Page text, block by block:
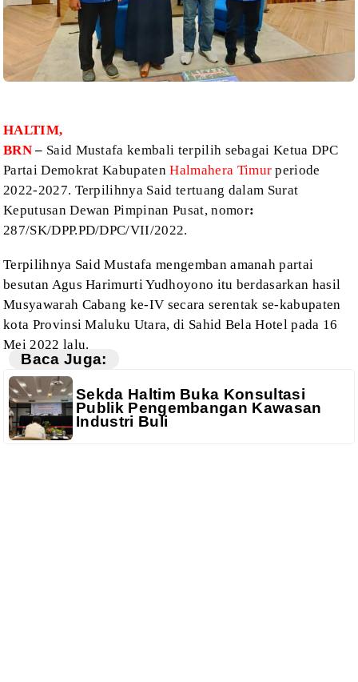
HALTIM,
BRN– Said Mustafa kembali terpilih sebagai Ketua DPC
Partai Demokrat Kabupaten Halmahera Timur periode
2022-2027. Terpilihnya Said tertuang dalam Surat
Keputusan Dewan Pimpinan Pusat, nomor:
287/SK/DPP.PD/DPC/VII/2022.
Terpilihnya Said Mustafa mengemban amanahpartai
besutan Agus Harimurti Yudhoyono itu berdasarkan hasil
Musyawarah Cabang ke-IV secara serentak se-kabupaten
kota Provinsi Maluku Utara, di Sahid Bela Hotel pada 16
Mei 2022 lalu.
Baca Juga:
Sekda Haltim Buka Konsultasi
Publik Pengembangan Kawasan
Industri Buli